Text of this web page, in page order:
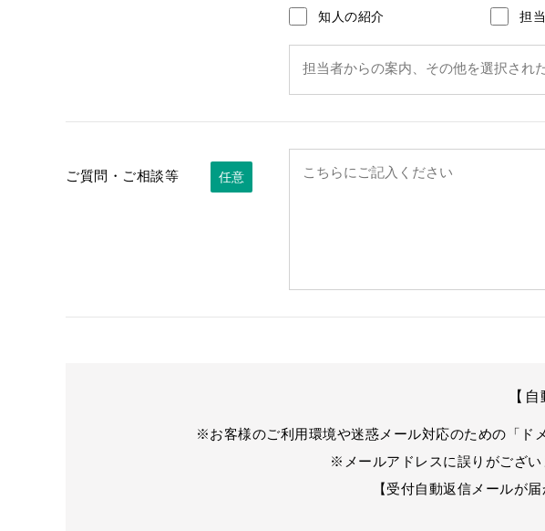
知人の紹介 担
ご質問・ご相談等 任意
【
※お客様のご利用環境や迷惑メール対応のための 「ド
※メールアドレスに誤りがござい
【受付自動返信メールが